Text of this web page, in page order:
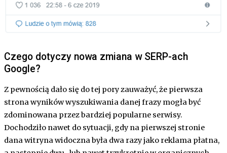
Czego dotyczy nowa zmiana w SERP-ach
Google?
Z pewnością dało się do tej pory zauważyć, że pierwsza
strona wyników wyszukiwania danej frazy mogła być
zdominowana przez bardziej popularne serwisy.
Dochodziło nawet do sytuacji, gdy na pierwszej stronie
dana witryna widoczna była dwa razy jako reklama płatna,